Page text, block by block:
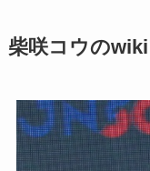
柴咲コウの